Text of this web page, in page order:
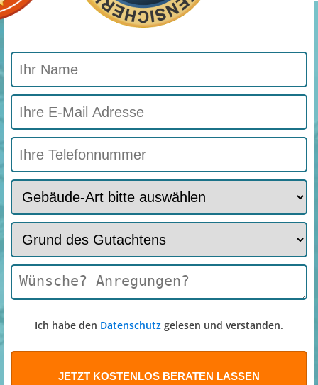
Ich habe den Datenschutz gelesen und verstanden.